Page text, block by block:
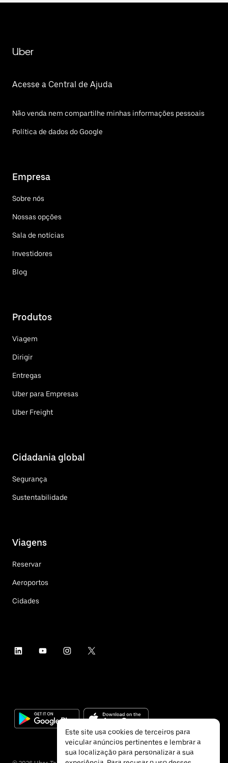
Uber
Acesse a Central de Ajuda
Não venda nem compartilhe minhas informações pessoais
Política de dados do Google
Empresa
Sobre nós
Nossas opções
Sala de notícias
Investidores
Blog
Produtos
Viagem
Dirigir
Entregas
Uber para Empresas
Uber Freight
Cidadania global
Segurança
Sustentabilidade
Viagens
Reservar
Aeroportos
Cidades
Este site usa cookies de terceiros para
veicular anúncios pertinentes e lembrar a
sua localização para personalizar a sua